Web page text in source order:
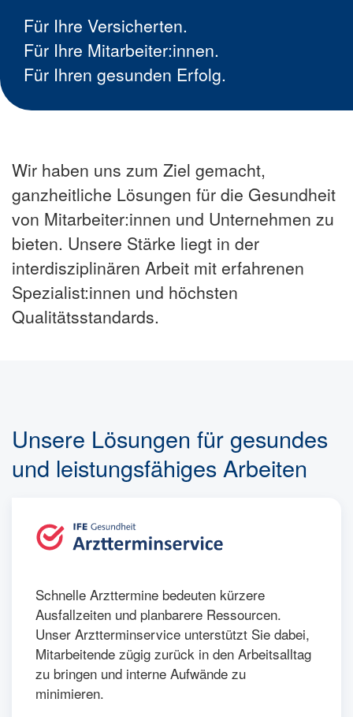
Für Ihre Versicherten.
Für Ihre Mitarbeiter:innen.
Für Ihren gesunden Erfolg.
Wir haben uns zum Ziel gemacht,
ganzheitliche Lösungen für die Gesundheit
von Mitarbeiter:innen und Unternehmen zu
bieten. Unsere Stärke liegt in der
interdisziplinären Arbeit mit erfahrenen
Spezialist:innen und höchsten
Qualitätsstandards.
Unsere Lösungen für gesundes
und leistungsfähiges Arbeiten
Schnelle Arzttermine bedeuten kürzere
Ausfallzeiten und planbarere Ressourcen.
Unser Arztterminservice unterstützt Sie dabei,
Mitarbeitende zügig zurück in den Arbeitsalltag
zu bringen und interne Aufwände zu
minimieren.